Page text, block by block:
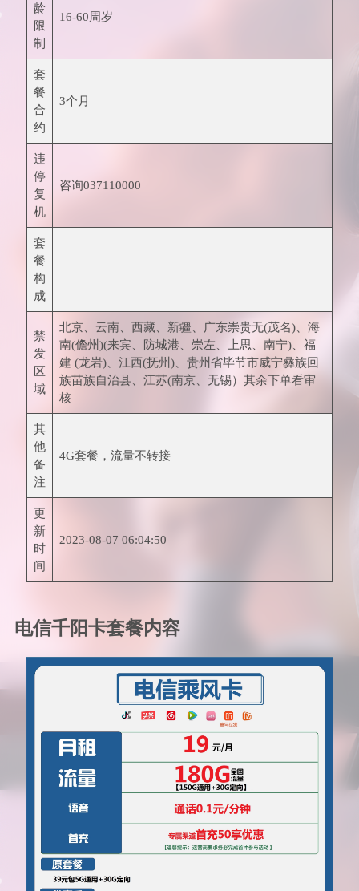
龄
限
制
16-60周岁
套
餐
合
约
3个月
违
停
复
机
咨询037110000
套
餐
构
成
禁
发
区
域
北京、云南、西藏、新疆、广东崇贵无(茂名)、海
南(儋州)(来宾、防城港、崇左、上思、南宁)、福
建 (龙岩)、江西(抚州)、贵州省毕节市威宁彝族回
族苗族自治县、江苏(南京、无锡）其余下单看审
核
其
他
备
注
4G套餐，流量不转接
更
新
时
间
2023-08-07 06:04:50
电信千阳卡套餐内容